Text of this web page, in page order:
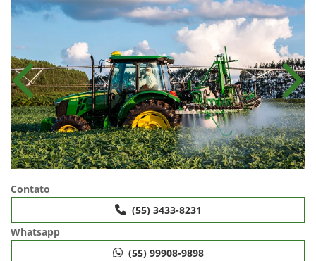
Anterior
Contato
(55) 3433-8231
Whatsapp
(55) 99908-9898